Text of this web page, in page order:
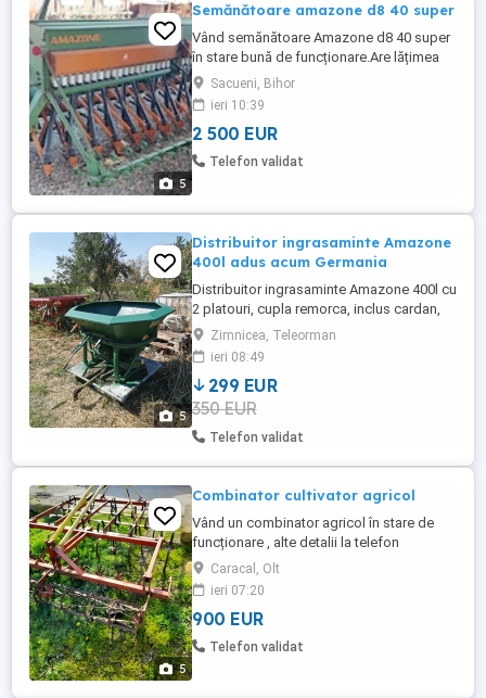
5
Semănătoare amazone d8 40 super
Vând semănătoare Amazone d8 40 super
în stare bună de funcționare.Are lățimea
de 4m cu 33 de rânduri, semănătoare este
pe patine și se poate semăna cu ea și
semințe mici de exemplu rapiță sau
lucernă.Preț negociabil la fața locului.
Sacueni, Bihor
ieri 10:39
2 500 EUR
Telefon validat
5
Distribuitor ingrasaminte Amazone
400l adus acum Germania
Distribuitor ingrasaminte Amazone 400l cu
2 platouri, cupla remorca, inclus cardan,
adus acum Germania nelucrat in tara
perfecta stare de functionare la cerere cu
distribuitor pe 4 rânduri + 250 euro
Zimnicea, Teleorman
ieri 08:49
299 EUR
350 EUR
Telefon validat
5
Combinator cultivator agricol
Vând un combinator agricol în stare de
funcționare , alte detalii la telefon
o766IoII4I .
Caracal, Olt
ieri 07:20
900 EUR
Telefon validat